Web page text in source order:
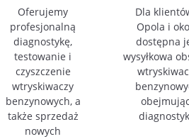
Oferujemy
profesjonalną
diagnostykę,
testowanie i
czyszczenie
wtryskiwaczy
benzynowych, a
także sprzedaż
nowych
Dla
Opola i
dostępna
wysyłkowa